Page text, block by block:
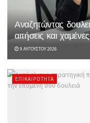
Αναζητώντας
αιτήσεις και
9 ΑΥΓΟΎΣΤΟΥ 2026
ΕΠΙΚΑΙΡΌΤΗΤΑ